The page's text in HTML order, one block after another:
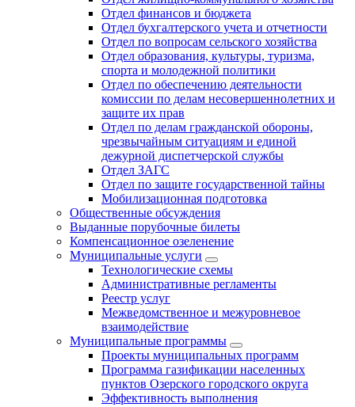
Отдел финансов и бюджета
Отдел бухгалтерского учета и отчетности
Отдел по вопросам сельского хозяйства
Отдел образования, культуры, туризма,
спорта и молодежной политики
Отдел по обеспечению деятельности
комиссии по делам несовершеннолетних и
защите их прав
Отдел по делам гражданской обороны,
чрезвычайным ситуациям и единой
дежурной диспетчерской службы
Отдел ЗАГС
Отдел по защите государственной тайны
Мобилизационная подготовка
Общественные обсуждения
Выданные порубочные билеты
Компенсационное озеленение
Муниципальные услуги
Технологические схемы
Административные регламенты
Реестр услуг
Межведомственное и межуровневое
взаимодействие
Муниципальные программы
Проекты муниципальных программ
Программа газификации населенных
пунктов Озерского городского округа
Эффективность выполнения